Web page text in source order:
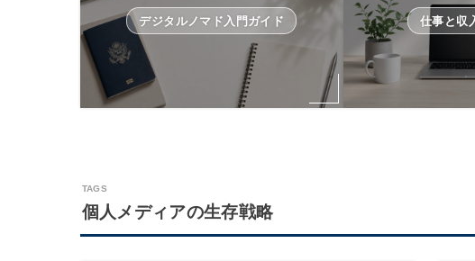
デジタルノマド入門ガイド 仕事と収
個人メディアの生存戦略